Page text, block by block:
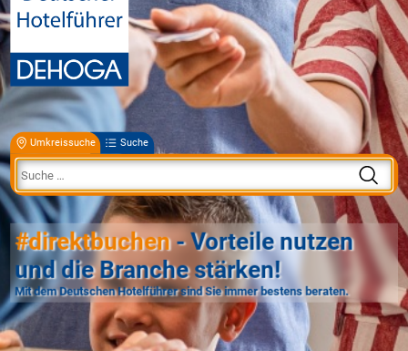
Umkreissuche Suche
#direktbuchen- Vorteile nutzen
und die Branche stärken!
Mit dem Deutschen Hotelführer sind Sie immer bestens beraten.